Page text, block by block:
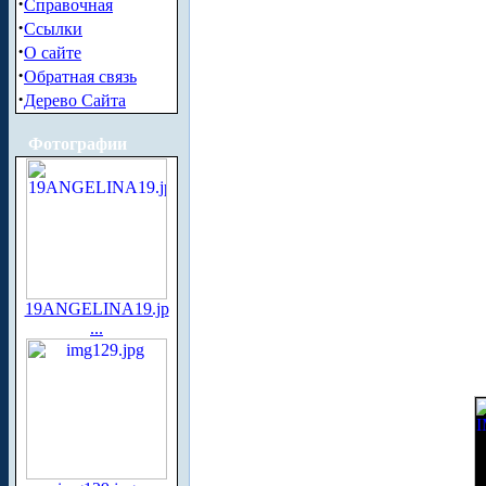
Справочная
·Ссылки
·О сайте
·Обратная связь
·Дерево Сайта
Фотографии
19ANGELINA19.jp
...